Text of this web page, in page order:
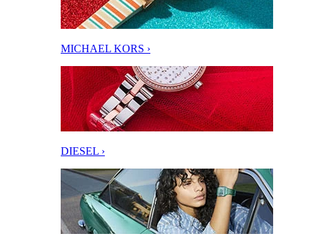
MICHAEL KORS ›
DIESEL ›